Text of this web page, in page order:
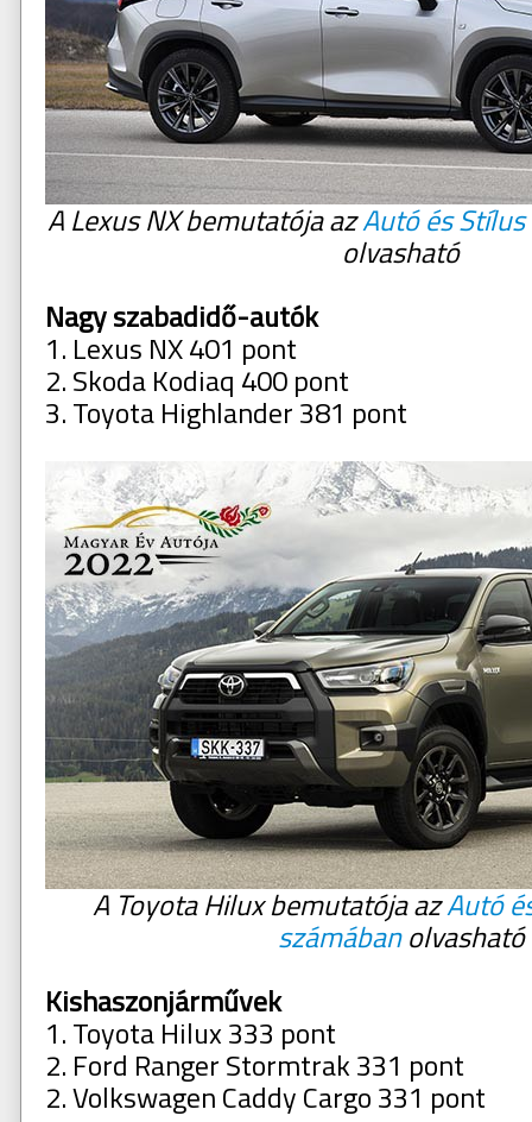
A Lexus NX bemutatója azAutó és
olvasható
Nagy szabadidő-autók
1. Lexus NX 401 pont
2. Skoda Kodiaq 400 pont
3. Toyota Highlander 381 pont
A Toyota Hilux bemutatója azAutó
számábanolvasható
Kishaszonjárművek
1. Toyota Hilux 333 pont
2. Ford Ranger Stormtrak 331 pont
2. Volkswagen Caddy Cargo 331 pont